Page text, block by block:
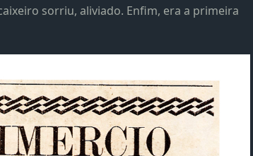
sorriu, aliviado. Enfim, era a primeira